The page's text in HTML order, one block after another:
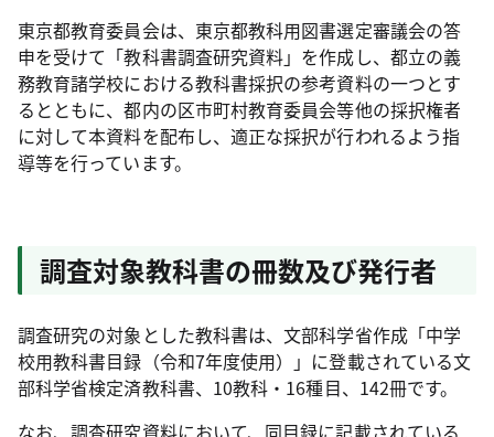
東京都教育委員会は、東京都教科用図書選定審議会の答
申を受けて「教科書調査研究資料」を作成し、都立の義
務教育諸学校における教科書採択の参考資料の一つとす
るとともに、都内の区市町村教育委員会等他の採択権者
に対して本資料を配布し、適正な採択が行われるよう指
導等を行っています。
調査対象教科書の冊数及び発行者
調査研究の対象とした教科書は、文部科学省作成「中学
校用教科書目録（令和7年度使用）」に登載されている文
部科学省検定済教科書、10教科・16種目、142冊です。
なお、調査研究資料において、同目録に記載されている